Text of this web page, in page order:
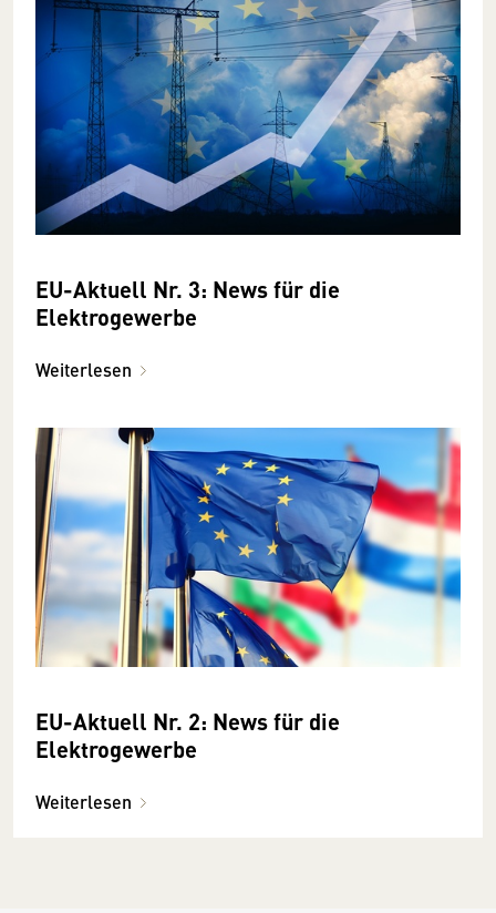
EU-Aktuell Nr. 3: News für die
Elektrogewerbe
Weiterlesen
EU-Aktuell Nr. 2: News für die
Elektrogewerbe
Weiterlesen